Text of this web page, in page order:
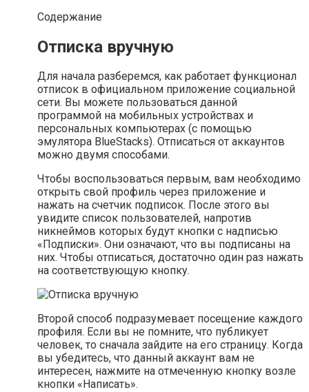
Содержание
Отписка вручную
Для начала разберемся, как работает функционал
отписок в официальном приложение социальной
сети. Вы можете пользоваться данной
программой на мобильных устройствах и
персональных компьютерах (с помощью
эмулятора BlueStacks). Отписаться от аккаунтов
можно двумя способами.
Чтобы воспользоваться первым, вам необходимо
открыть свой профиль через приложение и
нажать на счетчик подписок. После этого вы
увидите список пользователей, напротив
никнеймов которых будут кнопки с надписью
«Подписки». Они означают, что вы подписаны на
них. Чтобы отписаться, достаточно один раз нажать
на соответствующую кнопку.
Второй способ подразумевает посещение каждого
профиля. Если вы не помните, что публикует
человек, то сначала зайдите на его страницу. Когда
вы убедитесь, что данный аккаунт вам не
интересен, нажмите на отмеченную кнопку возле
кнопки «Написать».